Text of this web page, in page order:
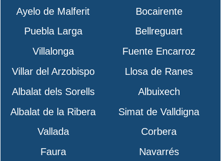
Ayelo de Malferit
Bocairente
Puebla Larga
Bellreguart
Villalonga
Fuente Encarroz
Villar del Arzobispo
Llosa de Ranes
Albalat dels Sorells
Albuixech
Albalat de la Ribera
Simat de Valldigna
Vallada
Corbera
Faura
Navarrés